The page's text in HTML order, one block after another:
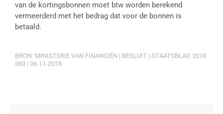
van de kortingsbonnen moet btw worden berekend
vermeerderd met het bedrag dat voor de bonnen is
betaald.
BRON: MINISTERIE VAN FINANCIËN | BESLUIT | STAATSBLAD 2018
383 | 06-11-2018